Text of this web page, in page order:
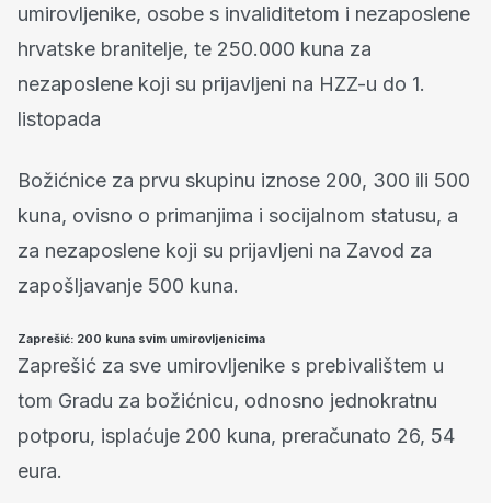
umirovljenike, osobe s invaliditetom i nezaposlene
hrvatske branitelje, te 250.000 kuna za
nezaposlene koji su prijavljeni na HZZ-u do 1.
listopada
Božićnice za prvu skupinu iznose 200, 300 ili 500
kuna, ovisno o primanjima i socijalnom statusu, a
za nezaposlene koji su prijavljeni na Zavod za
zapošljavanje 500 kuna.
Zaprešić: 200 kuna svim umirovljenicima
Zaprešić za sve umirovljenike s prebivalištem u
tom Gradu za božićnicu, odnosno jednokratnu
potporu, isplaćuje 200 kuna, preračunato 26, 54
eura.